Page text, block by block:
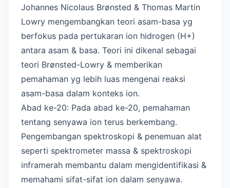
Johannes Nicolaus Brønsted & Thomas Martin
Lowry mengembangkan teori asam-basa yg
berfokus pada pertukaran ion hidrogen (H+)
antara asam & basa. Teori ini dikenal sebagai
teori Brønsted-Lowry & memberikan
pemahaman yg lebih luas mengenai reaksi
asam-basa dalam konteks ion.
Abad ke-20: Pada abad ke-20, pemahaman
tentang senyawa ion terus berkembang.
Pengembangan spektroskopi & penemuan alat
seperti spektrometer massa & spektroskopi
inframerah membantu dalam mengidentifikasi &
memahami sifat-sifat ion dalam senyawa.